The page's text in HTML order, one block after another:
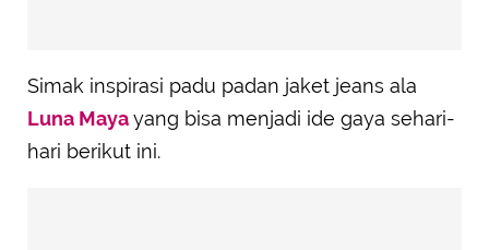
Simak inspirasi padu padan jaket jeans ala
Luna Mayayang bisa menjadi ide gaya sehari-
hari berikut ini.